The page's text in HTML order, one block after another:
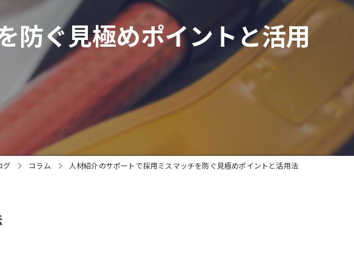
接客業
短期
日払い
防ぐ見極めポイントと活用
グ コラム 人材紹介のサポートで採用ミスマッチを防ぐ見極めポイントと活用法